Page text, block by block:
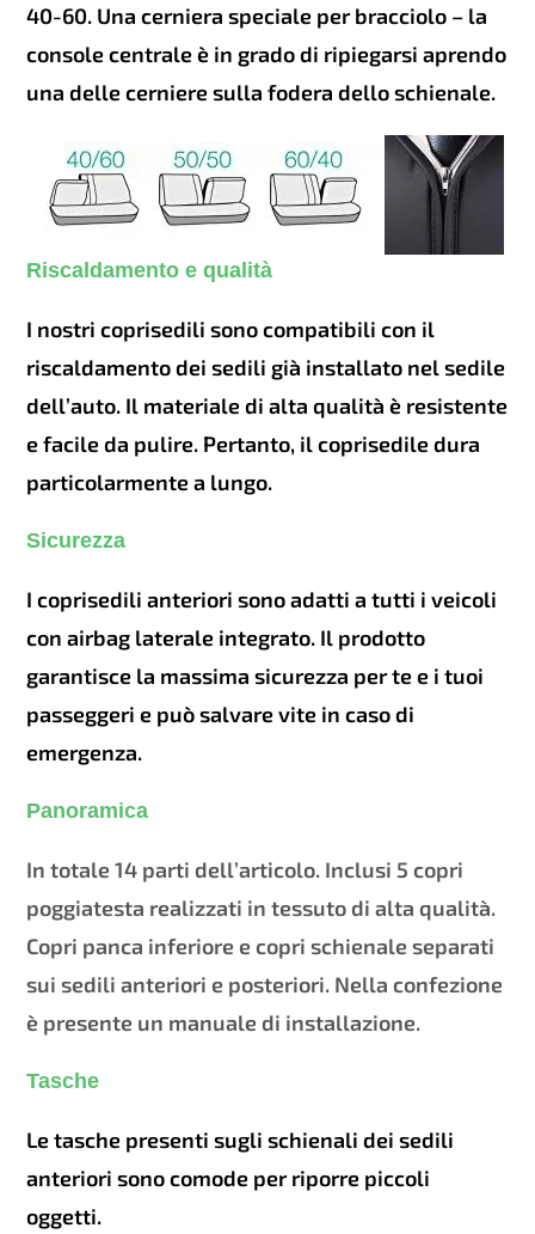
40-60. Una cerniera speciale per bracciolo – la
console centrale è in grado di ripiegarsi aprendo
una delle cerniere sulla fodera dello schienale.
Riscaldamento e qualità
I nostri coprisedili sono compatibili con il
riscaldamento dei sedili già installato nel sedile
dell’auto. Il materiale di alta qualità è resistente
e facile da pulire. Pertanto, il coprisedile dura
particolarmente a lungo.
Sicurezza
I coprisedili anteriori sono adatti a tutti i veicoli
con airbag laterale integrato. Il prodotto
garantisce la massima sicurezza per te e i tuoi
passeggeri e può salvare vite in caso di
emergenza.
Panoramica
In totale 14 parti dell’articolo. Inclusi 5 copri
poggiatesta realizzati in tessuto di alta qualità.
Copri panca inferiore e copri schienale separati
sui sedili anteriori e posteriori. Nella confezione
è presente un manuale di installazione.
Tasche
Le tasche presenti sugli schienali dei sedili
anteriori sono comode per riporre piccoli
oggetti.